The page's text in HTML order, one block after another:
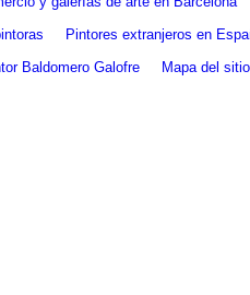
Pintores extranjeros en
Baldomero Galofre
Mapa del sitio